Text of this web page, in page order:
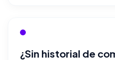
¿Sin historial de